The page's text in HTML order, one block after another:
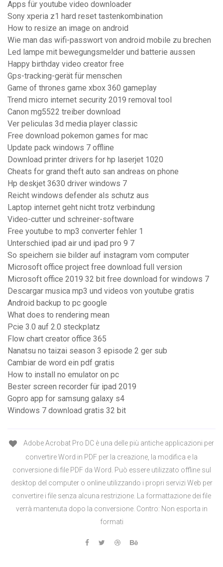
Apps für youtube video downloader
Sony xperia z1 hard reset tastenkombination
How to resize an image on android
Wie man das wifi-passwort von android mobile zu brechen
Led lampe mit bewegungsmelder und batterie aussen
Happy birthday video creator free
Gps-tracking-gerät für menschen
Game of thrones game xbox 360 gameplay
Trend micro internet security 2019 removal tool
Canon mg5522 treiber download
Ver peliculas 3d media player classic
Free download pokemon games for mac
Update pack windows 7 offline
Download printer drivers for hp laserjet 1020
Cheats for grand theft auto san andreas on phone
Hp deskjet 3630 driver windows 7
Reicht windows defender als schutz aus
Laptop internet geht nicht trotz verbindung
Video-cutter und schreiner-software
Free youtube to mp3 converter fehler 1
Unterschied ipad air und ipad pro 9 7
So speichern sie bilder auf instagram vom computer
Microsoft office project free download full version
Microsoft office 2019 32 bit free download for windows 7
Descargar musica mp3 und videos von youtube gratis
Android backup to pc google
What does to rendering mean
Pcie 3.0 auf 2.0 steckplatz
Flow chart creator office 365
Nanatsu no taizai season 3 episode 2 ger sub
Cambiar de word ein pdf gratis
How to install no emulator on pc
Bester screen recorder für ipad 2019
Gopro app for samsung galaxy s4
Windows 7 download gratis 32 bit
Adobe Acrobat Pro DC è una delle più antiche applicazioni per
convertire Word in PDF per la creazione, la modifica e la
conversione di file PDF da Word. Può essere utilizzato offline sul
desktop del computer o online utilizzando i propri servizi Web per
convertire i file senza alcuna restrizione. La formattazione dei file
verrà mantenuta dopo la conversione. Contro: Non esporta in
formati